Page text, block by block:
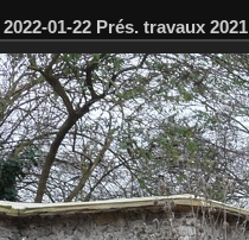
2022-01-22 Prés. travaux 2021